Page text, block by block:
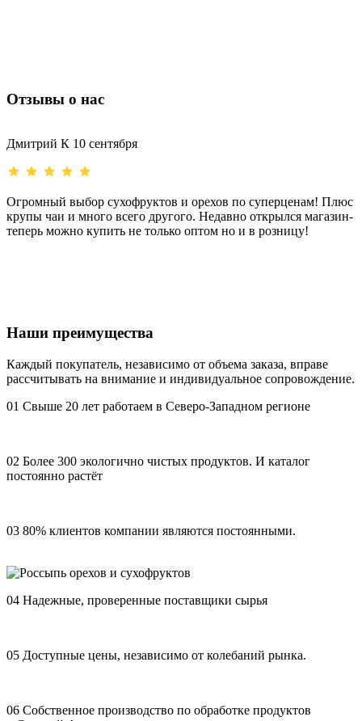
Отзывы о нас
Дмитрий К 10 сентября
Огромный выбор сухофруктов и орехов по суперценам! Плюс
крупы чаи и много всего другого. Недавно открылся магазин-
теперь можно купить не только оптом но и в розницу!
Наши преимущества
Каждый покупатель, независимо от объема заказа, вправе
рассчитывать на внимание и индивидуальное сопровождение.
01 Свыше 20 лет работаем в Северо-Западном регионе
02 Более 300 экологично чистых продуктов. И каталог
постоянно растёт
03 80% клиентов компании являются постоянными.
04 Надежные, проверенные поставщики сырья
05 Доступные цены, независимо от колебаний рынка.
06 Собственное производство по обработке продуктов